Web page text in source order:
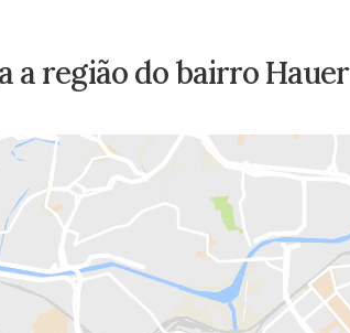
a região do bairro Hauer